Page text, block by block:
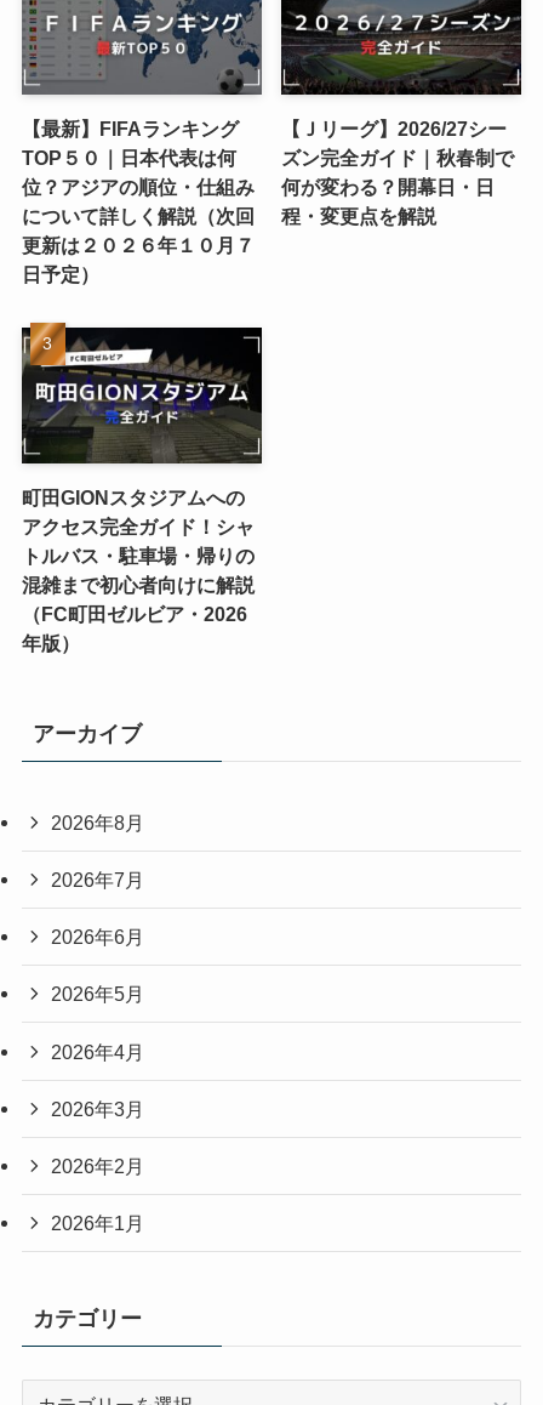
【最新】FIFAランキング
TOP５０｜日本代表は何
位？アジアの順位・仕組み
について詳しく解説（次回
更新は２０２６年１０月７
日予定）
【Ｊリーグ】2026/27シー
ズン完全ガイド｜秋春制で
何が変わる？開幕日・日
程・変更点を解説
町田GIONスタジアムへの
アクセス完全ガイド！シャ
トルバス・駐車場・帰りの
混雑まで初心者向けに解説
（FC町田ゼルビア・2026
年版）
アーカイブ
2026年8月
2026年7月
2026年6月
2026年5月
2026年4月
2026年3月
2026年2月
2026年1月
カテゴリー